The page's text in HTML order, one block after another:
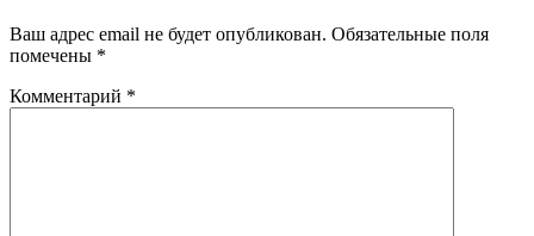
Ваш адрес email не будет опубликован. Обязательные поля
помечены *
Комментарий *